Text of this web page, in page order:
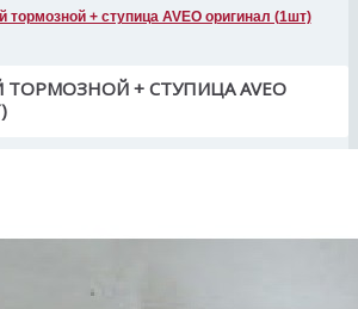
тормозной + ступица AVEO оригинал (1шт)
+ СТУПИЦА AVEO